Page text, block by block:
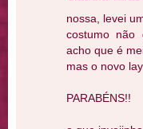
nossa, levei
costumo não
acho que é
mas o novo
PARABÉNS!!